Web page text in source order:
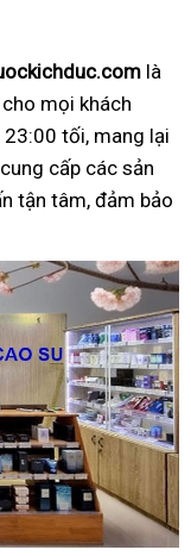
là
mọi khách
tối, mang lại
cấp các sản
tận tâm, đảm bảo